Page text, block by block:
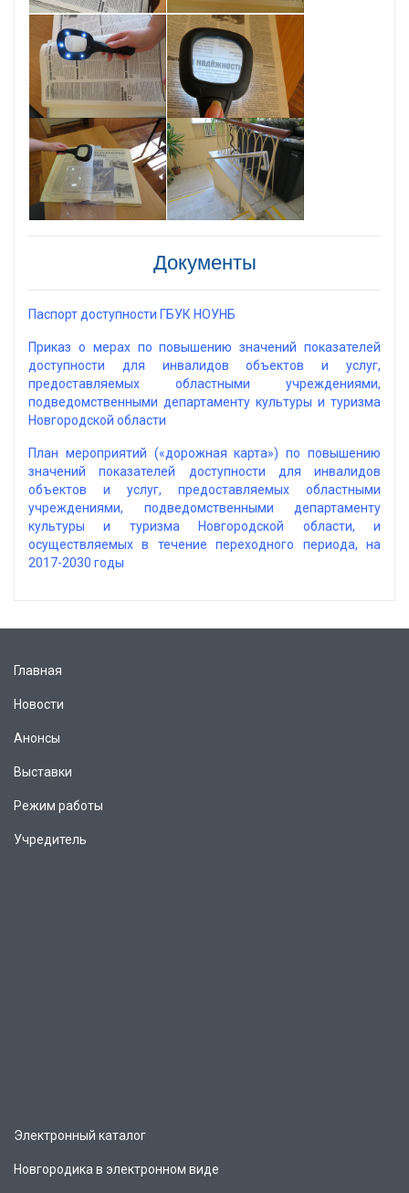
Документы
Паспорт доступности ГБУК НОУНБ
Приказ о мерах по повышению значений показателей
доступности для инвалидов объектов и услуг,
предоставляемых областными учреждениями,
подведомственными департаменту культуры и туризма
Новгородской области
План мероприятий («дорожная карта») по повышению
значений показателей доступности для инвалидов
объектов и услуг, предоставляемых областными
учреждениями, подведомственными департаменту
культуры и туризма Новгородской области, и
осуществляемых в течение переходного периода, на
2017-2030 годы
Главная
Новости
Анонсы
Выставки
Режим работы
Учредитель
Электронный каталог
Новгородика в электронном виде